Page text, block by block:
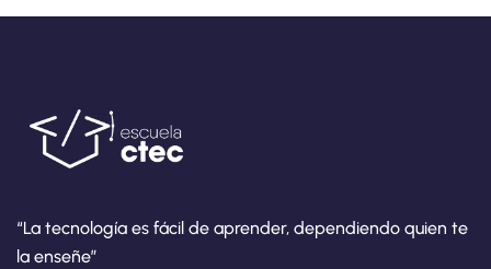
“La tecnología es fácil de aprender, dependiendo quien te
la enseñe”